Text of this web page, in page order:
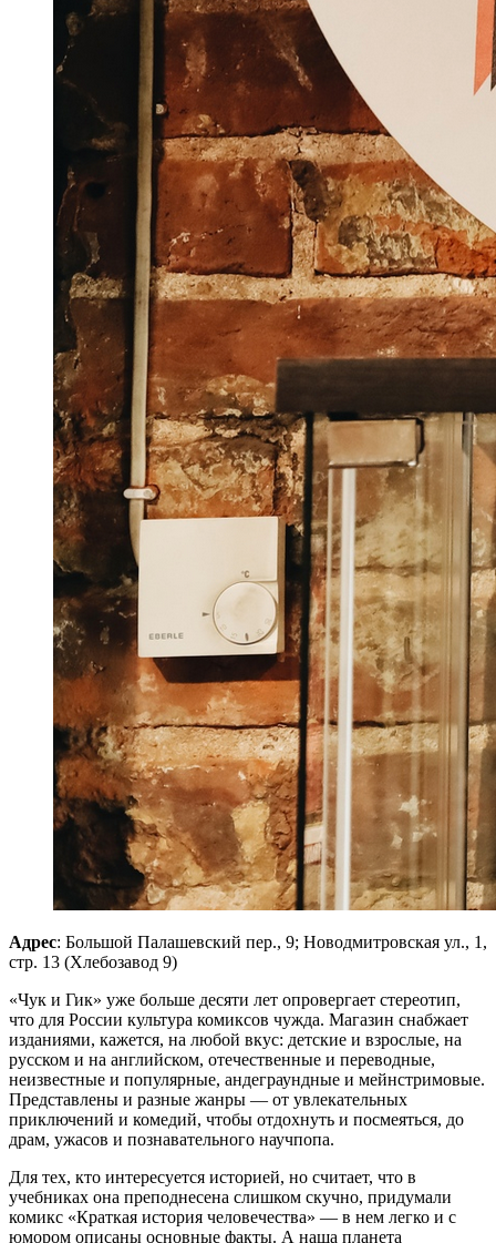
Адрес: Большой Палашевский пер., 9; Новодмитровская ул., 1,
стр. 13 (Хлебозавод 9)
«Чук и Гик» уже больше десяти лет опровергает стереотип,
что для России культура комиксов чужда. Магазин снабжает
изданиями, кажется, на любой вкус: детские и взрослые, на
русском и на английском, отечественные и переводные,
неизвестные и популярные, андеграундные и мейнстримовые.
Представлены и разные жанры — от увлекательных
приключений и комедий, чтобы отдохнуть и посмеяться, до
драм, ужасов и познавательного научпопа.
Для тех, кто интересуется историей, но считает, что в
учебниках она преподнесена слишком скучно, придумали
комикс «Краткая история человечества» — в нем легко и с
юмором описаны основные факты. А наша планета